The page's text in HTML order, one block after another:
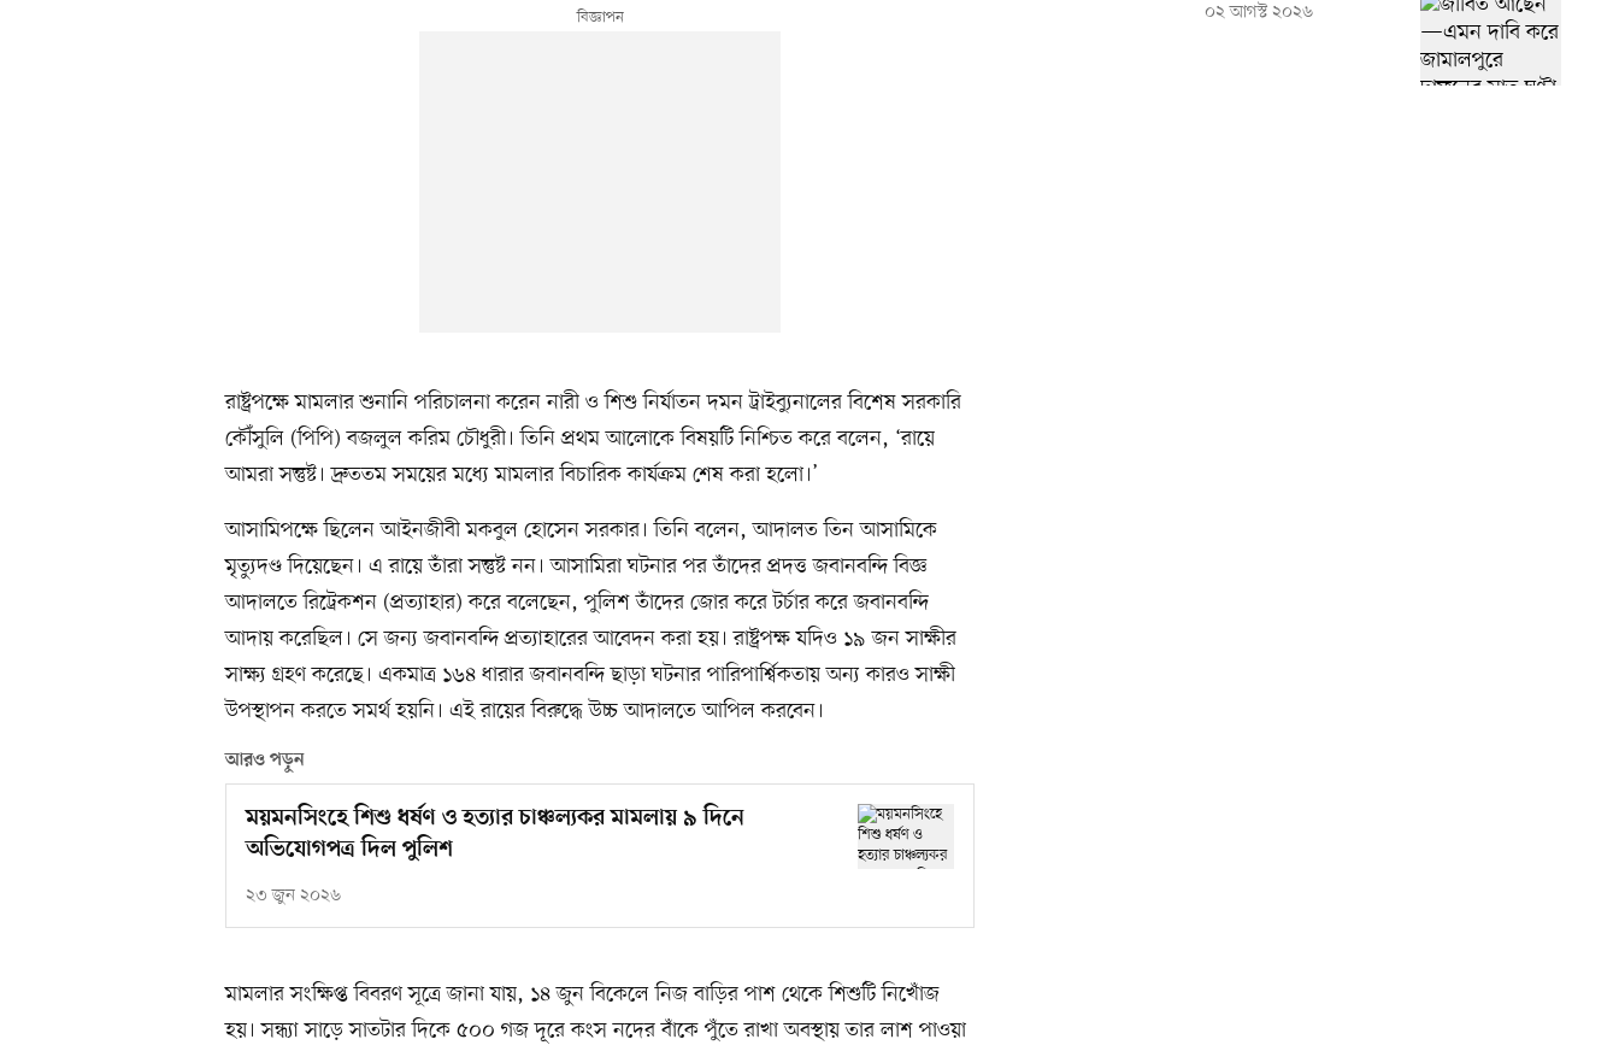
রাষ্ট্রপক্ষে মামলার শুনানি পরিচালনা করেন নারী ও শিশু নির্যাতন দমন ট্রাইব্যুনালের বিশেষ সরকারি
কৌঁসুলি (পিপি) বজলুল করিম চৌধুরী। তিনি প্রথম আলোকে বিষয়টি নিশ্চিত করে বলেন, ‘রায়ে
আমরা সন্তুষ্ট। দ্রুততম সময়ের মধ্যে মামলার বিচারিক কার্যক্রম শেষ করা হলো।’
আসামিপক্ষে ছিলেন আইনজীবী মকবুল হোসেন সরকার। তিনি বলেন, আদালত তিন আসামিকে
মৃত্যুদণ্ড দিয়েছেন। এ রায়ে তাঁরা সন্তুষ্ট নন। আসামিরা ঘটনার পর তাঁদের প্রদত্ত জবানবন্দি বিজ্ঞ
আদালতে রিট্রেকশন (প্রত্যাহার) করে বলেছেন, পুলিশ তাঁদের জোর করে টর্চার করে জবানবন্দি
আদায় করেছিল। সে জন্য জবানবন্দি প্রত্যাহারের আবেদন করা হয়। রাষ্ট্রপক্ষ যদিও ১৯ জন সাক্ষীর
সাক্ষ্য গ্রহণ করেছে। একমাত্র ১৬৪ ধারার জবানবন্দি ছাড়া ঘটনার পারিপার্শ্বিকতায় অন্য কারও সাক্ষী
উপস্থাপন করতে সমর্থ হয়নি। এই রায়ের বিরুদ্ধে উচ্চ আদালতে আপিল করবেন।
আরও পড়ুন
ময়মনসিংহে শিশু ধর্ষণ ও হত্যার চাঞ্চল্যকর মামলায় ৯ দিনে
অভিযোগপত্র দিল পুলিশ
২৩ জুন ২০২৬
মামলার সংক্ষিপ্ত বিবরণ সূত্রে জানা যায়, ১৪ জুন বিকেলে নিজ বাড়ির পাশ থেকে শিশুটি নিখোঁজ
হয়। সন্ধ্যা সাড়ে সাতটার দিকে ৫০০ গজ দূরে কংস নদের বাঁকে পুঁতে রাখা অবস্থায় তার লাশ পাওয়া
০২ আগস্ট ২০২৬